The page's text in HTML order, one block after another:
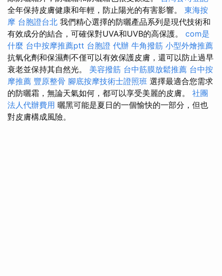
全年保持皮膚健康和年輕，防止陽光的有害影響。 東海按
摩 台胞證台北 我們精心選擇的防曬產品系列是現代技術和
有效成分的結合，可確保對UVA和UVB的高保護。 com是
什麼 台中按摩推薦ptt 台胞證 代辦 牛角撥筋 小型外燴推薦
抗氧化劑和保濕劑不僅可以有效保護皮膚，還可以防止過早
衰老並保持其自然光。 美容撥筋 台中筋膜放鬆推薦 台中按
摩推薦 豐原整骨 腳底按摩技術士證照班 選擇最適合您需求
的防曬霜，無論天氣如何，都可以享受美麗的皮膚。 社團
法人代辦費用 曬黑可能是夏日的一個愉快的一部分，但也
對皮膚構成風險。